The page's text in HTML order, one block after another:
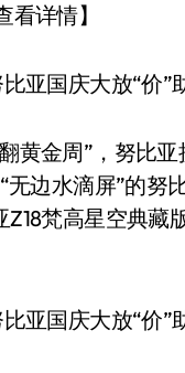
详情】
金周”，努比亚
边水滴屏”的努
梵高星空典